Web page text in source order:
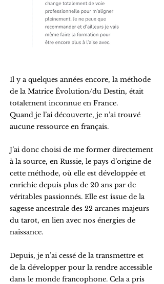
Il y a quelques années encore, la méthode
de la Matrice Évolution/du Destin, était
totalement inconnue en France.
Quand je l’ai découverte, je n’ai trouvé
aucune ressource en français.
J’ai donc choisi de me former directement
à la source, en Russie, le pays d’origine de
cette méthode, où elle est développée et
enrichie depuis plus de 20 ans par de
véritables passionnés. Elle est issue de la
sagesse ancestrale des 22 arcanes majeurs
du tarot, en lien avec nos énergies de
naissance.
Depuis, je n’ai cessé de la transmettre et
de la développer pour la rendre accessible
dans le monde francophone. Cela a pris